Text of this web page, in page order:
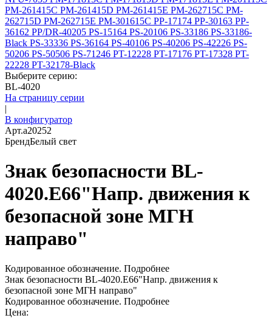
PM-261415C PM-261415D PM-261415E PM-262715C PM-
262715D PM-262715E PM-301615C PP-17174 PP-30163 PP-
36162 PP/DR-40205 PS-15164 PS-20106 PS-33186 PS-33186-
Black PS-33336 PS-36164 PS-40106 PS-40206 PS-42226 PS-
50206 PS-50506 PS-71246 PT-12228 PT-17176 PT-17328 PT-
22228 PT-32178-Black
Выберите серию:
BL-4020
На страницу серии
|
В конфигуратор
Арт.a20252
БрендБелый свет
Знак безопасности BL-
4020.E66"Напр. движения к
безопасной зоне МГН
направо"
Кодированное обозначение. Подробнее
Знак безопасности BL-4020.E66"Напр. движения к
безопасной зоне МГН направо"
Кодированное обозначение. Подробнее
Цена: